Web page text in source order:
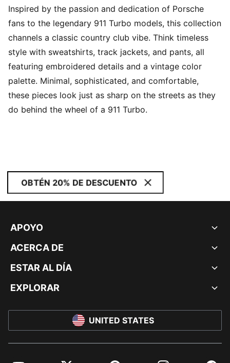
Inspired by the passion and dedication of Porsche
fans to the legendary 911 Turbo models, this collection
channels a classic country club vibe. Think timeless
style with sweatshirts, track jackets, and pants, all
featuring embroidered details and a vintage color
palette. Minimal, sophisticated, and comfortable,
these pieces look just as sharp on the streets as they
do behind the wheel of a 911 Turbo.
OBTÉN 20% DE DESCUENTO
APOYO
ACERCA DE
ESTAR AL DÍA
EXPLORAR
UNITED STATES